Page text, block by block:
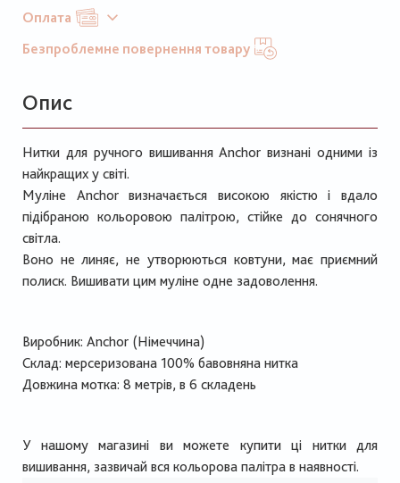
Оплата
Безпроблемне повернення товару
Опис
Нитки для ручного вишивання Anchor визнані одними із
найкращих у світі.
Муліне Anchor визначається високою якістю і вдало
підібраною кольоровою палітрою, стійке до сонячного
світла.
Воно не линяє, не утворюються ковтуни, має приємний
полиск. Вишивати цим муліне одне задоволення.
Виробник: Anchor (Німеччина)
Склад: мерсеризована 100% бавовняна нитка
Довжина мотка: 8 метрів, в 6 складень
У нашому магазині ви можете купити ці нитки для
вишивання, зазвичай вся кольорова палітра в наявності.